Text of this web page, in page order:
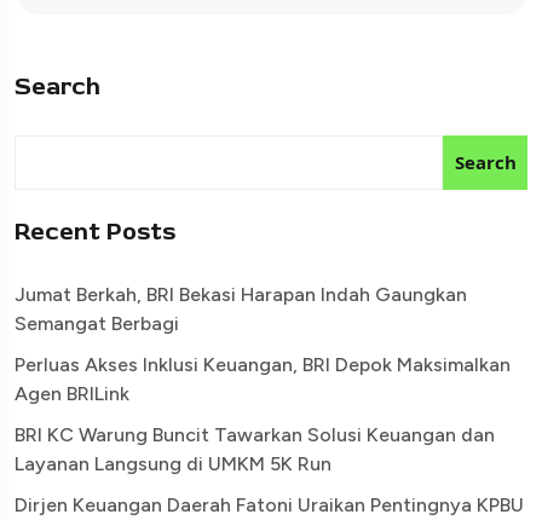
Search
Search
Recent Posts
Jumat Berkah, BRI Bekasi Harapan Indah Gaungkan
Semangat Berbagi
Perluas Akses Inklusi Keuangan, BRI Depok Maksimalkan
Agen BRILink
BRI KC Warung Buncit Tawarkan Solusi Keuangan dan
Layanan Langsung di UMKM 5K Run
Dirjen Keuangan Daerah Fatoni Uraikan Pentingnya KPBU